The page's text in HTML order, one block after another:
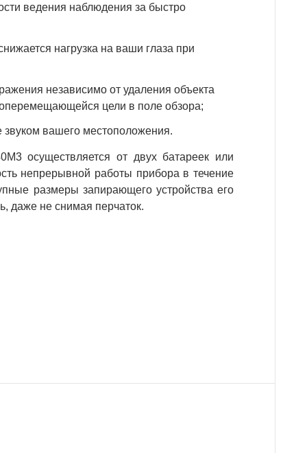
ведения наблюдения за быстро
нагрузка на ваши глаза при
независимо от удаления объекта
цели в поле обзора;
звуком вашего местоположения.
осуществляется от двух батареек или
непрерывной работы прибора в течение
размеры запирающего устройства его
даже не снимая перчаток.